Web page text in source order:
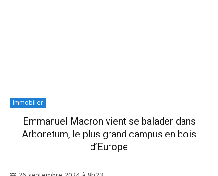
Immobilier
Emmanuel Macron vient se balader dans
Arboretum, le plus grand campus en bois
d’Europe